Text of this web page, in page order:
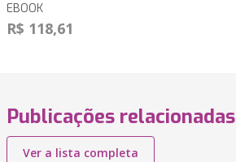
EBOOK
R$ 118,61
Publicações relacionadas
Ver a lista completa